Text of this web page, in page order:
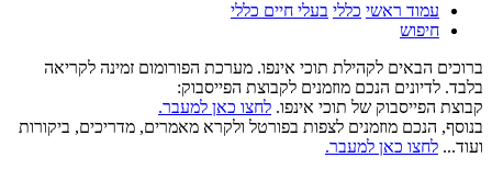
עמוד ראשי כללי בעלי חיים כללי
חיפוש
ברוכים הבאים לקהילת תוכי אינפו. מערכת הפורומום זמינה לקריאה
בלבד. לדיונים הנכם מוזמנים לקבוצת הפייסבוק:
קבוצת הפייסבוק של תוכי אינפו. לחצו כאן למעבר.
בנוסף, הנכם מוזמנים לצפות בפורטל ולקרא מאמרים, מדריכים, ביקורות
ועוד... לחצו כאן למעבר.